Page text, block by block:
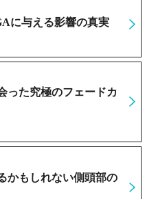
に与える影響の真実
った究極のフェードカ
かもしれない側頭部の